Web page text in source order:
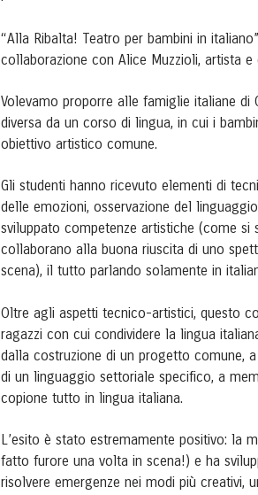
“Alla Ribalta! Teatro per bambini in
collaborazione con Alice Muzzioli, artista
Volevamo proporre alle famiglie italiane di
diversa da un corso di lingua, in cui i
obiettivo artistico comune.
Gli studenti hanno ricevuto elementi di
delle emozioni, osservazione del
sviluppato competenze artistiche (come
collaborano alla buona riuscita di uno
scena), il tutto parlando solamente in
Oltre agli aspetti tecnico-artistici, questo
ragazzi con cui condividere la lingua
dalla costruzione di un progetto comune,
di un linguaggio settoriale specifico, a
copione tutto in lingua italiana.
L’esito è stato estremamente positivo: la
fatto furore una volta in scena!) e ha
risolvere emergenze nei modi più creativi,